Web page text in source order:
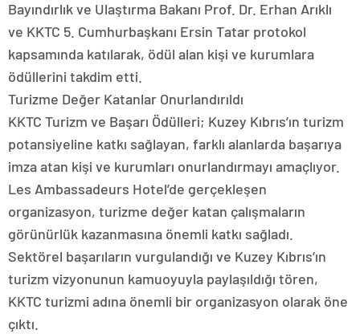
Bayındırlık ve Ulaştırma Bakanı Prof. Dr. Erhan Arıklı
ve KKTC 5. Cumhurbaşkanı Ersin Tatar protokol
kapsamında katılarak, ödül alan kişi ve kurumlara
ödüllerini takdim etti.
Turizme Değer Katanlar Onurlandırıldı
KKTC Turizm ve Başarı Ödülleri; Kuzey Kıbrıs’ın turizm
potansiyeline katkı sağlayan, farklı alanlarda başarıya
imza atan kişi ve kurumları onurlandırmayı amaçlıyor.
Les Ambassadeurs Hotel’de gerçekleşen
organizasyon, turizme değer katan çalışmaların
görünürlük kazanmasına önemli katkı sağladı.
Sektörel başarıların vurgulandığı ve Kuzey Kıbrıs’ın
turizm vizyonunun kamuoyuyla paylaşıldığı tören,
KKTC turizmi adına önemli bir organizasyon olarak öne
çıktı.